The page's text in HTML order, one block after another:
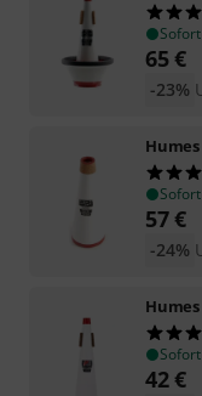
65€
-23%
57€
-24%
42€